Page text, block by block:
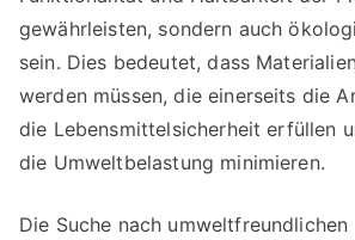
gewährleisten, sondern auch
sein. Dies bedeutet, dass
werden müssen, die einerseits die
die Lebensmittelsicherheit erfüllen
die Umweltbelastung minimieren.
Die Suche nach umweltfreundlichen